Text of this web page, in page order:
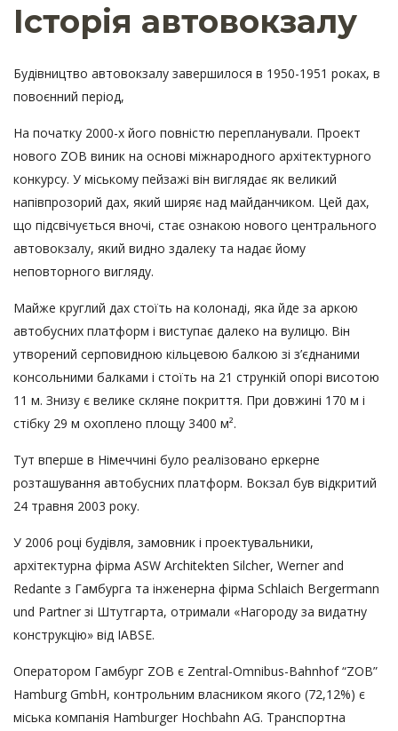
Історія автовокзалу
Будівництво автовокзалу завершилося в 1950-1951 роках, в
повоєнний період,
На початку 2000-х його повністю перепланували. Проект
нового ZOB виник на основі міжнародного архітектурного
конкурсу. У міському пейзажі він виглядає як великий
напівпрозорий дах, який ширяє над майданчиком. Цей дах,
що підсвічується вночі, стає ознакою нового центрального
автовокзалу, який видно здалеку та надає йому
неповторного вигляду.
Майже круглий дах стоїть на колонаді, яка йде за аркою
автобусних платформ і виступає далеко на вулицю. Він
утворений серповидною кільцевою балкою зі з’єднаними
консольними балками і стоїть на 21 стрункій опорі висотою
11 м. Знизу є велике скляне покриття. При довжині 170 м і
стібку 29 м охоплено площу 3400 м².
Тут вперше в Німеччині було реалізовано еркерне
розташування автобусних платформ. Вокзал був відкритий
24 травня 2003 року.
У 2006 році будівля, замовник і проектувальники,
архітектурна фірма ASW Architekten Silcher, Werner and
Redante з Гамбурга та інженерна фірма Schlaich Bergermann
und Partner зі Штутгарта, отримали «Нагороду за видатну
конструкцію» від IABSE.
Оператором Гамбург ZOB є Zentral-Omnibus-Bahnhof “ZOB”
Hamburg GmbH, контрольним власником якого (72,12%) є
міська компанія Hamburger Hochbahn AG. Транспортна